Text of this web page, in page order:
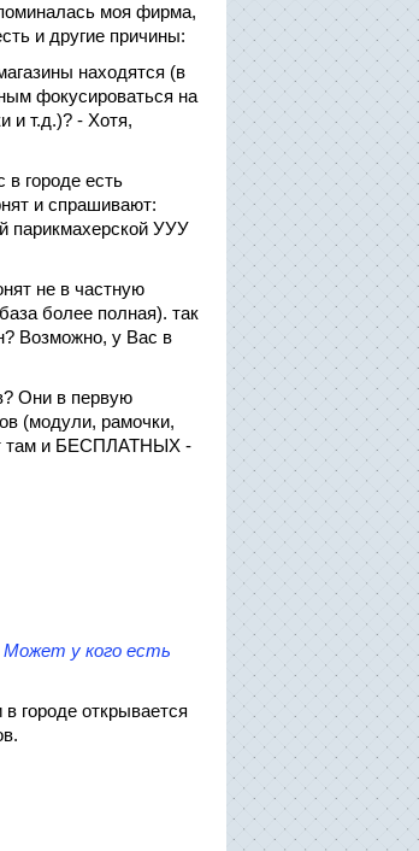
моя фирма,
и другие причины:
находятся (в
фокусироваться на
и т.д.)? - Хотя,
в городе есть
и спрашивают:
парикмахерской УУУ
не в частную
более полная). так
Возможно, у Вас в
Они в первую
(модули, рамочки,
там и БЕСПЛАТНЫХ -
Может у кого есть
городе открывается